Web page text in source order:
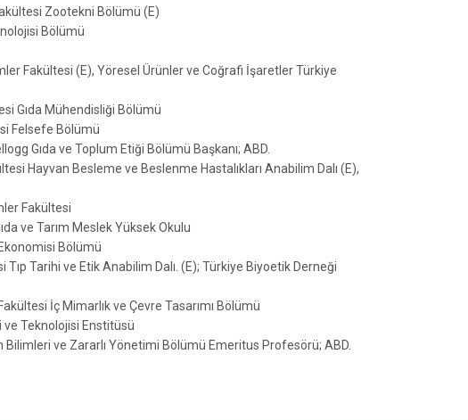
Zootekni Bölümü (E)
Bölümü
Fakültesi (E), Yöresel Ürünler ve Coğrafi İşaretler Türkiye
Gıda Mühendisliği Bölümü
Felsefe Bölümü
Gıda ve Toplum Etiği Bölümü Başkanı; ABD.
Hayvan Besleme ve Beslenme Hastalıkları Anabilim Dalı (E),
Fakültesi
ve Tarım Meslek Yüksek Okulu
Bölümü
Tarihi ve Etik Anabilim Dalı. (E); Türkiye Biyoetik Derneği
İç Mimarlık ve Çevre Tasarımı Bölümü
ve Teknolojisi Enstitüsü
ve Zararlı Yönetimi Bölümü Emeritus Profesörü; ABD.